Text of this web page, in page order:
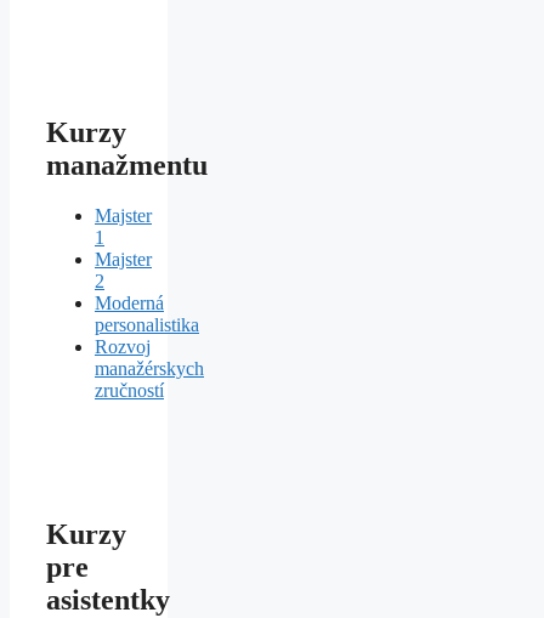
Kurzy
manažmentu
Majster
1
Majster
2
Moderná
personalistika
Rozvoj
manažérskych
zručností
Kurzy
pre
asistentky